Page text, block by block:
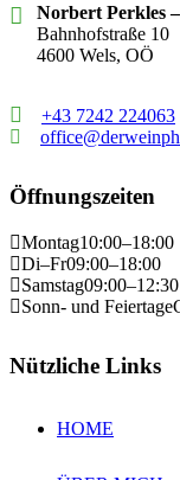
Norbert Perkles
Bahnhofstraße 10
4600 Wels, OÖ
+43 7242 224063
Öffnungszeiten
Montag10:00–18:00
Di–Fr09:00–18:00
Samstag09:00–12:30
Sonn- und Feiertage
Nützliche Links
HOME